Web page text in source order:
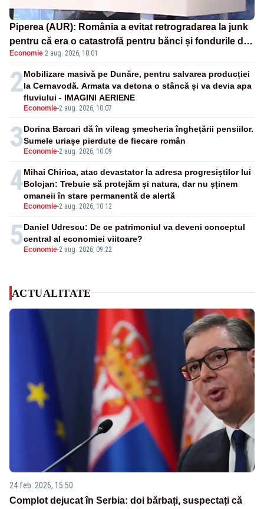
Piperea (AUR): România a evitat retrogradarea la junk
pentru că era o catastrofă pentru bănci și fondurile de
pensii
Economie·2 aug. 2026, 10:01
2
Economie-2 aug. 2026, 10:07
Mobilizare masivă pe Dunăre, pentru salvarea producției
la Cernavodă. Armata va detona o stâncă și va devia apa
fluviului - IMAGINI AERIENE
3Economie-2 aug. 2026, 10:09
Dorina Barcari dă în vileag șmecheria înghețării pensiilor.
Sumele uriașe pierdute de fiecare român
4
Economie-2 aug. 2026, 10:12
Mihai Chirica, atac devastator la adresa progresiștilor lui
Bolojan: Trebuie să protejăm și natura, dar nu șținem
omaneii în stare permanentă de alertă
5Economie-2 aug. 2026, 09:22
Daniel Udrescu: De ce patrimoniul va deveni conceptul
central al economiei viitoare?
ACTUALITATE
24 feb. 2026, 15:50
Complot dejucat în Serbia: doi bărbați, suspectați că